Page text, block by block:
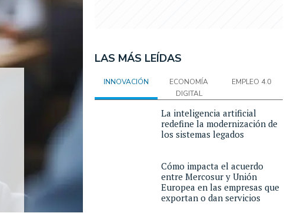
LAS MÁS LEÍDAS
INNOVACIÓN
ECONOMÍA
DIGITAL
EMPLEO 4.0
La inteligencia artificial
redefine la modernización de
los sistemas legados
Cómo impacta el acuerdo
entre Mercosur y Unión
Europea en las empresas que
exportan o dan servicios